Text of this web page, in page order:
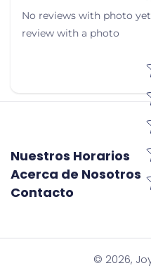
No reviews with photo
review with a photo
Nuestros Horarios
Acerca de Nosotros
Acerca
Contacto
© 2026,